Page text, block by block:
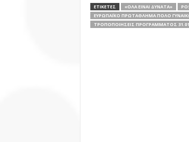
ΕΤΙΚΕΤΕΣ «ΌΛΑ ΕΊΝΑΙ ΔΥΝΑΤΆ»
ΕΥΡΩΠΑΪΚΌ ΠΡΩΤΆΘΛΗΜΑ ΠΌΛΟ
ΤΡΟΠΟΠΟΙΉΣΕΙΣ ΠΡΟΓΡΆΜΜΑΤΟΣ